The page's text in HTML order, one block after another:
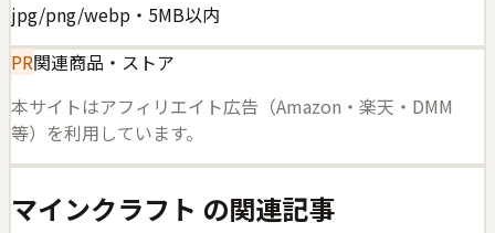
jpg/png/webp・5MB以内
PR関連商品・ストア
本サイトはアフィリエイト広告（Amazon・楽天・DMM
等）を利用しています。
マインクラフト の関連記事